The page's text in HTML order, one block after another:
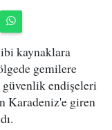
kaynaklara
gemilere
güvenlik endişeleri
Karadeniz'e giren